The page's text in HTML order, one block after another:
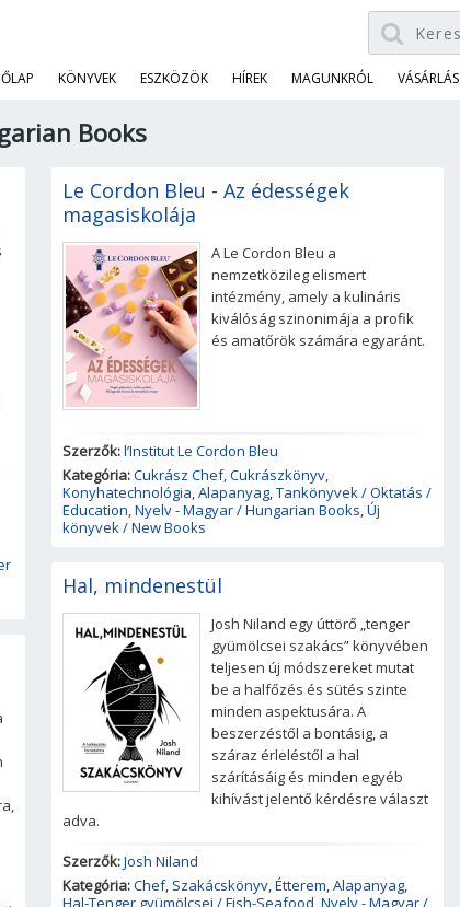
KÖNYVEK ESZKÖZÖK HÍREK MAGUNKRÓL VÁSÁRLÁS
Books
Le Cordon Bleu - Az édességek
magasiskolája
A Le Cordon Bleu a
nemzetközileg elismert
intézmény, amely a kulináris
kiválóság szinonimája a profik
és amatőrök számára egyaránt.
Szerzők:l’Institut Le Cordon Bleu
Kategória:Cukrász Chef,Cukrászkönyv,
Konyhatechnológia,Alapanyag,Tankönyvek / Oktatás /
Education,Nyelv - Magyar / Hungarian Books,Új
könyvek / New Books
Hal, mindenestül
Josh Niland egy úttörő „tenger
gyümölcsei szakács” könyvében
teljesen új módszereket mutat
be a halfőzés és sütés szinte
minden aspektusára. A
beszerzéstől a bontásig, a
száraz érleléstől a hal
szárításáig és minden egyéb
kihívást jelentő kérdésre választ
adva.
Szerzők:Josh Niland
Kategória:Chef, Szakácskönyv,Étterem,Alapanyag,
Hal-Tenger gyümölcsei / Fish-Seafood,Nyelv - Magyar /